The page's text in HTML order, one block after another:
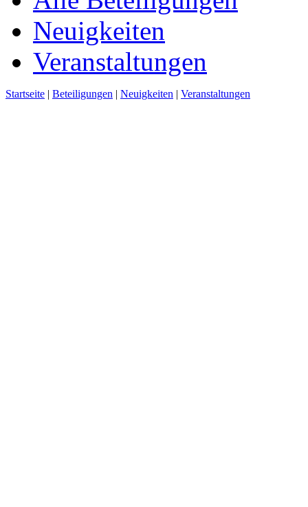
Neuigkeiten
Veranstaltungen
Startseite | Beteiligungen | Neuigkeiten | Veranstaltungen